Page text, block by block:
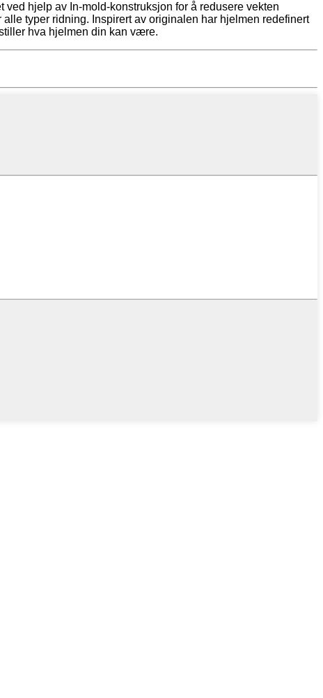
hjelp av In-mold-konstruksjon for å redusere vekten
typer ridning. Inspirert av originalen har hjelmen redefinert
hva hjelmen din kan være.